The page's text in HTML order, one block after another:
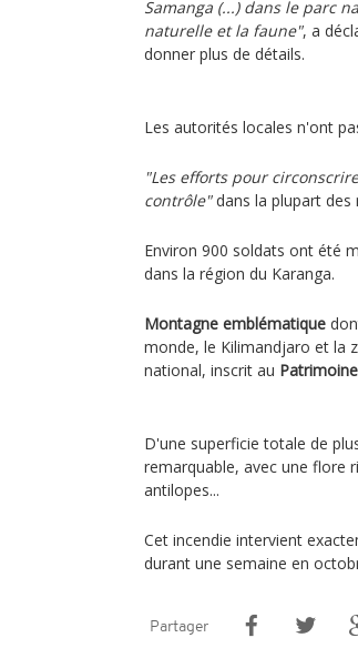
Samanga (...) dans le parc
naturelle et la faune", a
donner plus de détails.
Les autorités locales n'ont
"Les efforts pour
contrôle"dans la plupart des
Environ 900 soldats ont été
dans la région du Karanga.
Montagne emblématique
monde, le Kilimandjaro et la
national, inscrit au
D'une superficie totale de
remarquable, avec une flore
antilopes...
Cet incendie intervient
durant une semaine en
Partager